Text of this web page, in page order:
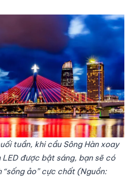
tuần, khi cầu Sông Hàn xoay
được bật sáng, bạn sẽ có
“sống ảo” cực chất (Nguồn: